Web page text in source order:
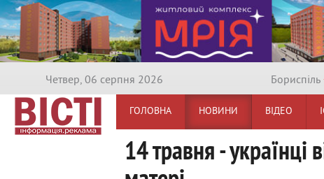
Четвер, 06 серпня 2026 Бориспiль
ГОЛОВНА НОВИНИ ВІДЕО
14 травня - українці